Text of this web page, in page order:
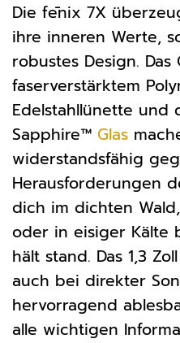
Die fēnix 7X
ihre inneren Werte,
robustes Design. Das
faserverstärktem
Edelstahllünette und
Sapphire™ Glas
widerstandsfähig
Herausforderungen
dich im dichten
oder in eisiger Kälte
hält stand. Das 1,3
auch bei direkter
hervorragend
alle wichtigen